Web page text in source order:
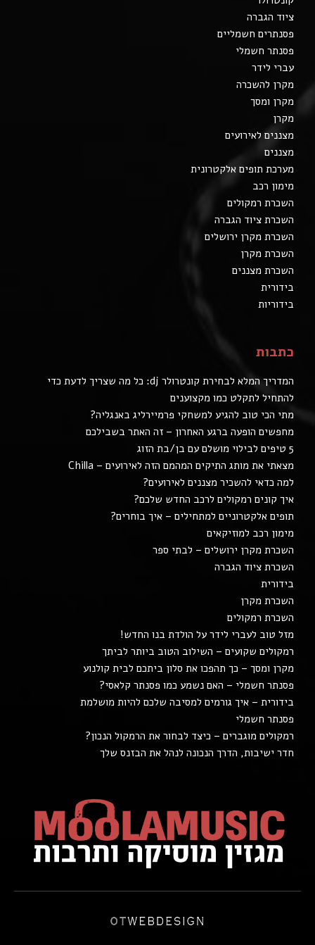
ציוד הגברה
פסנתרים חשמליים
פסנתר חשמלי
עברי לידר
מקרן להשכרה
מקרן ומסך
מקרן
מצננים לאירועים
מצננים
מערכת תופים אלקטרונית
מימון רכב
השכרת רמקולים
השכרת ציוד הגברה
השכרת מקרן ירושלים
השכרת מקרן
השכרת מצננים
בידורית
בידוריות
כתבות
המדריך המלא לבחירת קונטרולר dj: כל מה שצריך לדעת כדי
להתחיל לתקלט כמו מקצוענים
מתי הכי טוב להגיע למשחקי פרמיירליג באנגליה?
מחפשים הופעה ברגע האחרון – זה האתר בשבילכם
5 טיפים לבילוי מושלם עם בן/בת הזוג
מצאתי את מותג התיקים המהמם הזה לאירועים – Chilla
למה כדאי להשכיר מצננים לאירועים?
איך קונים רמקולים לרכב החדש שלכם?
תופים אלקטרוניים למתחילים – איך בוחרים?
מימון רכב למוזיקאים
השכרת מקרן ירושלים – לבתי ספר
השכרת ציוד הגברה
בידורית
השכרת מקרן
השכרת רמקולים
מזל טוב לעברי לידר על הולדת בנו החדש!
רמקולים שקועים – השילוב הטוב ביותר לביתך
מקרן ומסך – כך תהפכו את סלון ביתכם לבית קולנוע
פסנתר חשמלי – האם נשמע כמו פסנתר קלאסי?
בידורית – איך גורמים למסיבה שלכם להיות מושלמת
פסנתר חשמלי
רמקולים מוגברים – כיצד לבחור את הרמקול הנכון?
חדר ישיבות, הדרך הנכונה לנהל את הבזנס שלך